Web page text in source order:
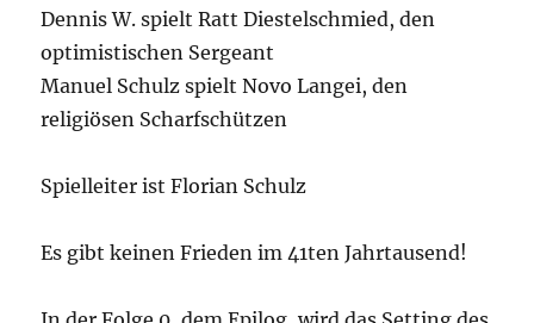
Dennis W. spielt Ratt Diestelschmied, den
optimistischen Sergeant
Manuel Schulz spielt Novo Langei, den
religiösen Scharfschützen
Spielleiter ist Florian Schulz
Es gibt keinen Frieden im 41ten Jahrtausend!